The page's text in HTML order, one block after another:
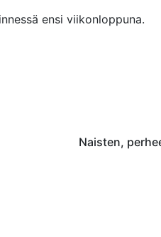
ensi viikonloppuna.
Naisten,